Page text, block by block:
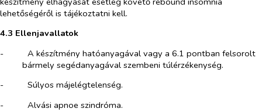
lehetőségéről is tájékoztatni kell.
4.3 Ellenjavallatok
-​
A készítmény hatóanyagával vagy a 6.1 pontban felsorolt
bármely segédanyagával szembeni túlérzékenység.
-​
Súlyos májelégtelenség.
-​
Alvási apnoe szindróma.